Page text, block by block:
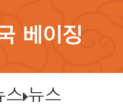
베이징
스 뉴스